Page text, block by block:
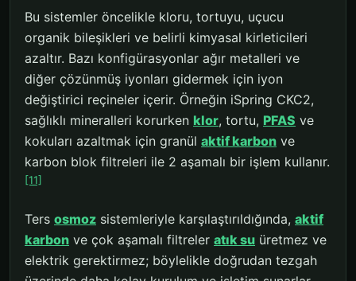
Bu sistemler öncelikle kloru, tortuyu, uçucu
organik bileşikleri ve belirli kimyasal kirleticileri
azaltır. Bazı konfigürasyonlar ağır metalleri ve
diğer çözünmüş iyonları gidermek için iyon
değiştirici reçineler içerir. Örneğin iSpring CKC2,
sağlıklı mineralleri korurken klor, tortu, PFAS ve
kokuları azaltmak için granül aktif karbon ve
karbon blok filtreleri ile 2 aşamalı bir işlem kullanır.
[11]
Ters osmoz sistemleriyle karşılaştırıldığında, aktif
karbon ve çok aşamalı filtreler atık su üretmez ve
elektrik gerektirmez; böylelikle doğrudan tezgah